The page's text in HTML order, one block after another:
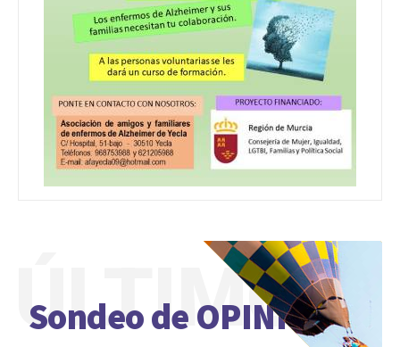
Sondeo de OPINIÓN
ÚLTIMO